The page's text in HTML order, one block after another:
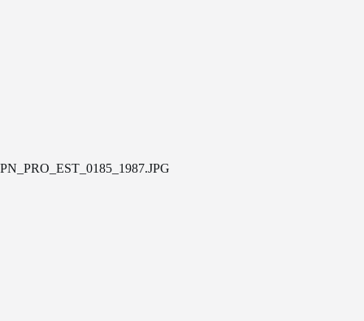
PN_PRO_EST_0185_1987.JPG